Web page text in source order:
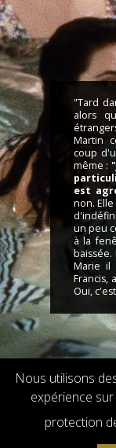
"Tard
alors
Martin
coup
même :
est
non.
un peu
à la
baissée.
Marie il
Francis,
Oui,
Droits de
Nous utilisons
expérience
protection